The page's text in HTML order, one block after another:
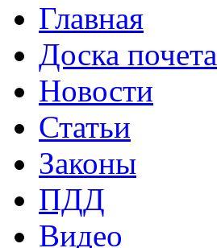
Главная
Доска почета
Новости
Статьи
Законы
ПДД
Видео